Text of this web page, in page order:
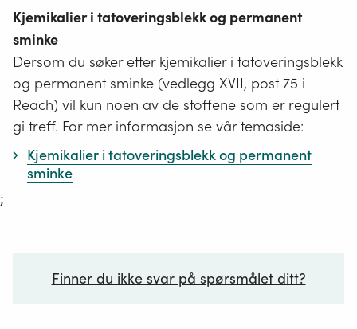
Kjemikalier i tatoveringsblekk og permanent
sminke
Dersom du søker etter kjemikalier i tatoveringsblekk
og permanent sminke (vedlegg XVII, post 75 i
Reach) vil kun noen av de stoffene som er regulert
gi treff. For mer informasjon se vår temaside:
Kjemikalier i tatoveringsblekk og permanent
sminke
;
Finner du ikke svar på spørsmålet ditt?